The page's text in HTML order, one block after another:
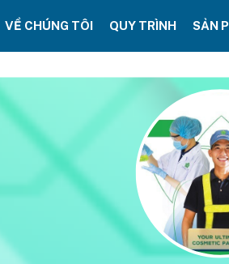
VỀ CHÚNG TÔI QUY TRÌNH SẢN